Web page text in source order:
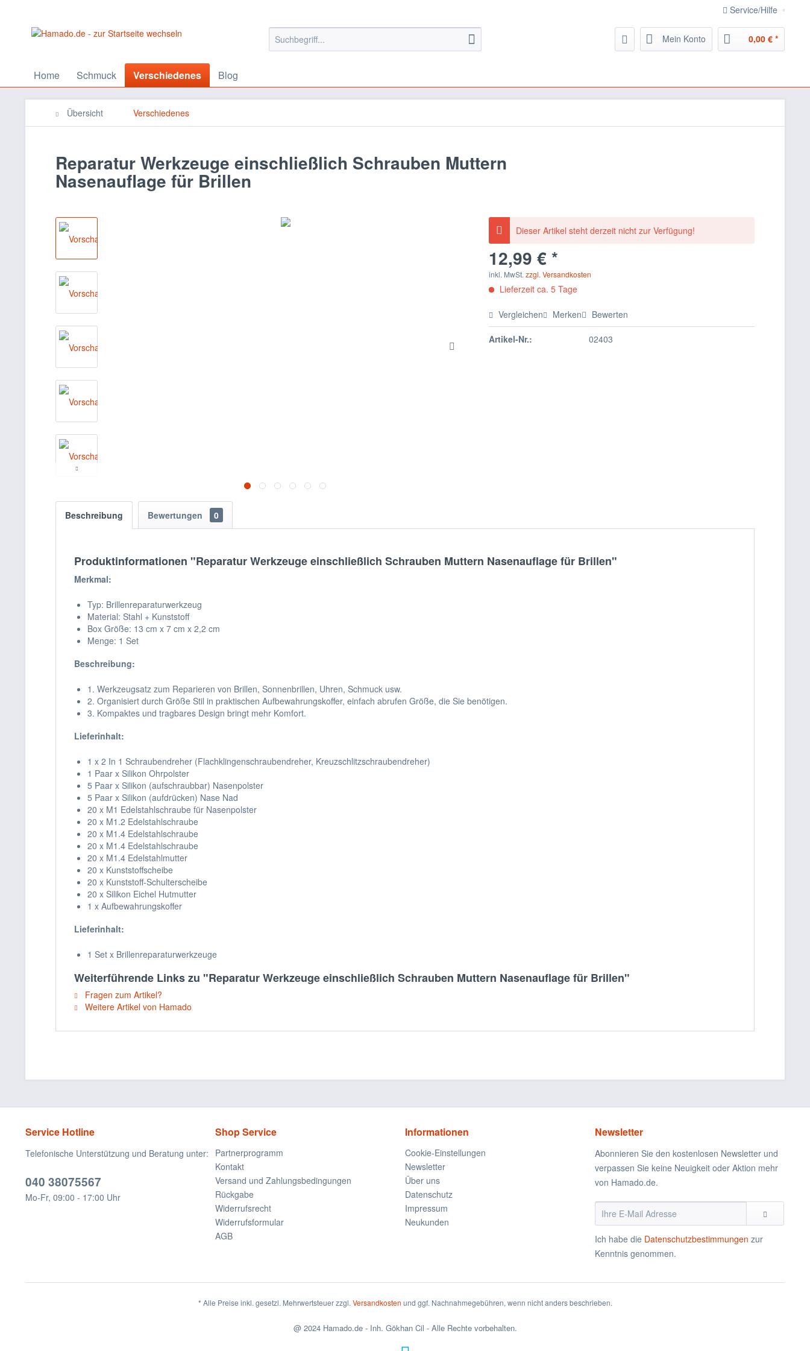
Service/Hilfe
Mein Konto 0,00 € *
Home Schmuck Verschiedenes Blog
Übersicht Verschiedenes
Reparatur Werkzeuge einschließlich Schrauben Muttern
Nasenauflage für Brillen
Dieser Artikel steht derzeit nicht zur Verfügung!
12,99 € *
inkl. MwSt.zzgl. Versandkosten
Lieferzeit ca. 5 Tage
Vergleichen Merken Bewerten
Artikel-Nr.: 02403
Beschreibung Bewertungen 0
Produktinformationen "Reparatur Werkzeuge einschließlich Schrauben Muttern Nasenauflage für Brillen"
Merkmal:
Typ: Brillenreparaturwerkzeug
Material: Stahl + Kunststoff
Box Größe: 13 cm x 7 cm x 2,2 cm
Menge: 1 Set
Beschreibung:
1. Werkzeugsatz zum Reparieren von Brillen, Sonnenbrillen, Uhren, Schmuck usw.
2. Organisiert durch Größe Stil in praktischen Aufbewahrungskoffer, einfach abrufen Größe, die Sie benötigen.
3. Kompaktes und tragbares Design bringt mehr Komfort.
Lieferinhalt:
1 x 2 In 1 Schraubendreher (Flachklingenschraubendreher, Kreuzschlitzschraubendreher)
1 Paar x Silikon Ohrpolster
5 Paar x Silikon (aufschraubbar) Nasenpolster
5 Paar x Silikon (aufdrücken) Nase Nad
20 x M1 Edelstahlschraube für Nasenpolster
20 x M1.2 Edelstahlschraube
20 x M1.4 Edelstahlschraube
20 x M1.4 Edelstahlschraube
20 x M1.4 Edelstahlmutter
20 x Kunststoffscheibe
20 x Kunststoff-Schulterscheibe
20 x Silikon Eichel Hutmutter
1 x Aufbewahrungskoffer
Lieferinhalt:
1 Set x Brillenreparaturwerkzeuge
Weiterführende Links zu "Reparatur Werkzeuge einschließlich Schrauben Muttern Nasenauflage für Brillen"
Fragen zum Artikel?
Weitere Artikel von Hamado
Service Hotline
Telefonische Unterstützung und Beratung unter:
040 38075567
Mo-Fr, 09:00 - 17:00 Uhr
Shop Service
Partnerprogramm
Kontakt
Versand und Zahlungsbedingungen
Rückgabe
Widerrufsrecht
Widerrufsformular
AGB
Informationen
Cookie-Einstellungen
Newsletter
Über uns
Datenschutz
Impressum
Neukunden
Newsletter
Abonnieren Sie den kostenlosen Newsletter und
verpassen Sie keine Neuigkeit oder Aktion mehr
von Hamado.de.
Ich habe die Datenschutzbestimmungen zur
Kenntnis genommen.
* Alle Preise inkl. gesetzl. Mehrwertsteuer zzgl. Versandkosten und ggf. Nachnahmegebühren, wenn nicht anders beschrieben.
@ 2024 Hamado.de - Inh. Gökhan Cil - Alle Rechte vorbehalten.